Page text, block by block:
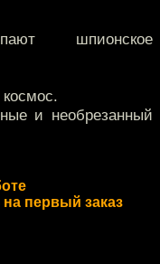
шпионское
и необрезанный
первый заказ